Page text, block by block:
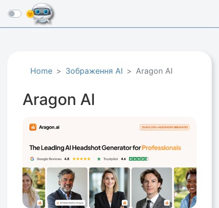
☰
Home Зображення AI Aragon AI
Aragon AI